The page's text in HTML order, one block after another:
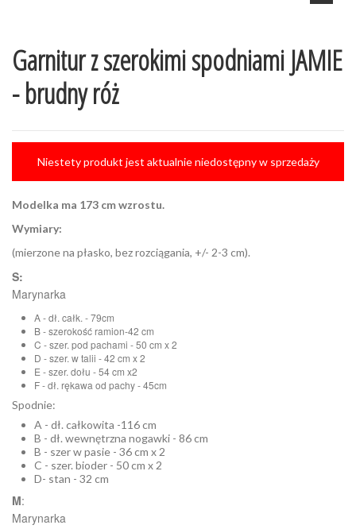
Garnitur z szerokimi spodniami JAMIE
- brudny róż
Niestety produkt jest aktualnie niedostępny w sprzedaży
Modelka ma 173 cm wzrostu.
Wymiary:
(mierzone na płasko, bez rozciągania, +/- 2-3 cm).
S:
Marynarka
A - dł. całk. - 79cm
B - szerokość ramion-42 cm
C - szer. pod pachami - 50 cm x 2
D - szer. w talii - 42 cm x 2
E - szer. dołu - 54 cm x2
F - dł. rękawa od pachy - 45cm
Spodnie:
A - dł. całkowita -116 cm
B - dł. wewnętrzna nogawki - 86 cm
B - szer w pasie - 36 cm x 2
C - szer. bioder - 50 cm x 2
D- stan - 32 cm
M:
Marynarka